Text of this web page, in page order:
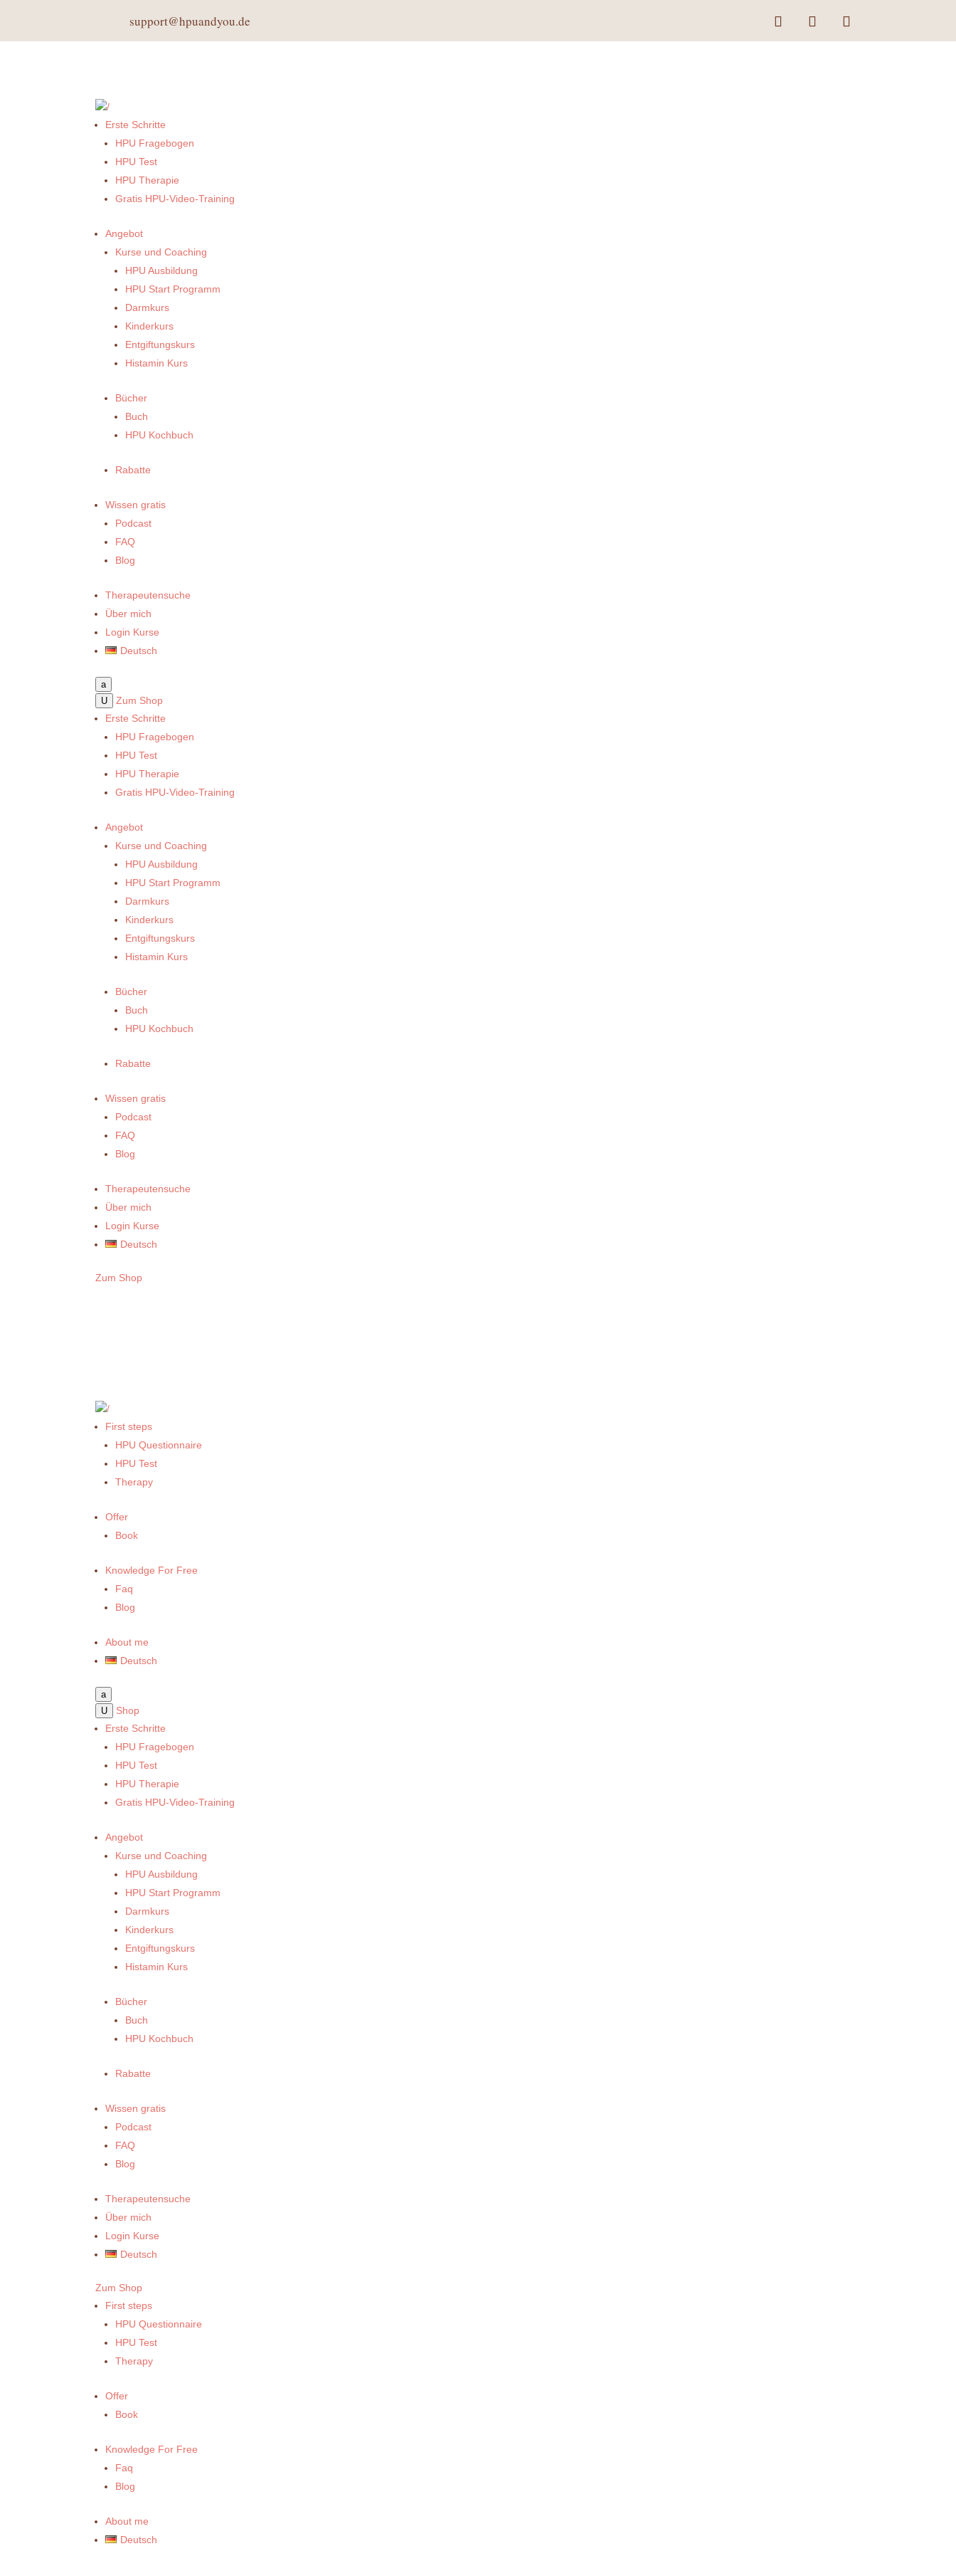
support@hpuandyou.de
Erste Schritte
HPU Fragebogen
HPU Test
HPU Therapie
Gratis HPU-Video-Training
Angebot
Kurse und Coaching
HPU Ausbildung
HPU Start Programm
Darmkurs
Kinderkurs
Entgiftungskurs
Histamin Kurs
Bücher
Buch
HPU Kochbuch
Rabatte
Wissen gratis
Podcast
FAQ
Blog
Therapeutensuche
Über mich
Login Kurse
Deutsch
a
U
Zum Shop
Erste Schritte
HPU Fragebogen
HPU Test
HPU Therapie
Gratis HPU-Video-Training
Angebot
Kurse und Coaching
HPU Ausbildung
HPU Start Programm
Darmkurs
Kinderkurs
Entgiftungskurs
Histamin Kurs
Bücher
Buch
HPU Kochbuch
Rabatte
Wissen gratis
Podcast
FAQ
Blog
Therapeutensuche
Über mich
Login Kurse
Deutsch
Zum Shop
First steps
HPU Questionnaire
HPU Test
Therapy
Offer
Book
Knowledge For Free
Faq
Blog
About me
Deutsch
a
U
Shop
Erste Schritte
HPU Fragebogen
HPU Test
HPU Therapie
Gratis HPU-Video-Training
Angebot
Kurse und Coaching
HPU Ausbildung
HPU Start Programm
Darmkurs
Kinderkurs
Entgiftungskurs
Histamin Kurs
Bücher
Buch
HPU Kochbuch
Rabatte
Wissen gratis
Podcast
FAQ
Blog
Therapeutensuche
Über mich
Login Kurse
Deutsch
Zum Shop
First steps
HPU Questionnaire
HPU Test
Therapy
Offer
Book
Knowledge For Free
Faq
Blog
About me
Deutsch